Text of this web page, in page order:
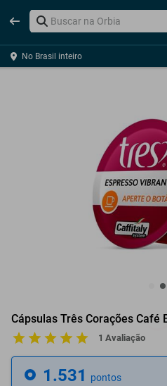
No Brasil inteiro
Cápsulas Três Corações Café
1 Avaliação
1.531 pontos